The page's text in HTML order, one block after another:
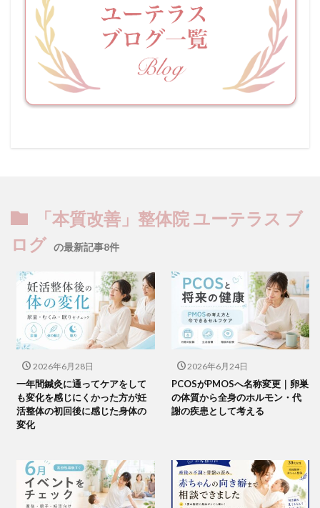
「本質改善」整体院 ユーテラス ブ
ログ の最新記事8件
2026年6月28日
一年間鍼灸に通ってケアをして
も変化を感じにくかった方が妊
活整体の初回後に感じた身体の
変化
2026年6月24日
PCOSがPMOSへ名称変更｜卵巣
の体質から全身のホルモン・代
謝の疾患として考える